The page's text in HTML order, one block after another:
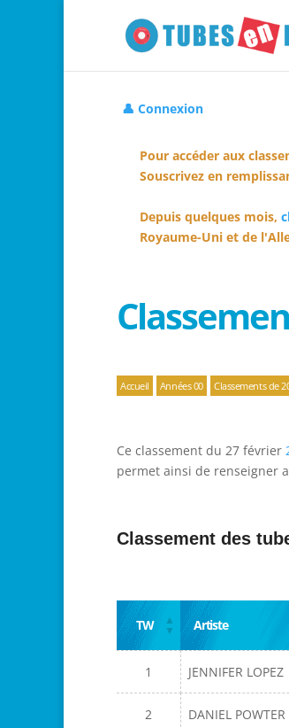
👤 Connexion
Pour accéder aux
Souscrivez en
Depuis quelques mois,
Royaume-Uni et de
Accueil Années 00 Classements de
Ce classement du 27 février
permet ainsi de renseigner
Classement des
TW Artiste
1 JENNIFER LOPEZ
2 DANIEL POWTER